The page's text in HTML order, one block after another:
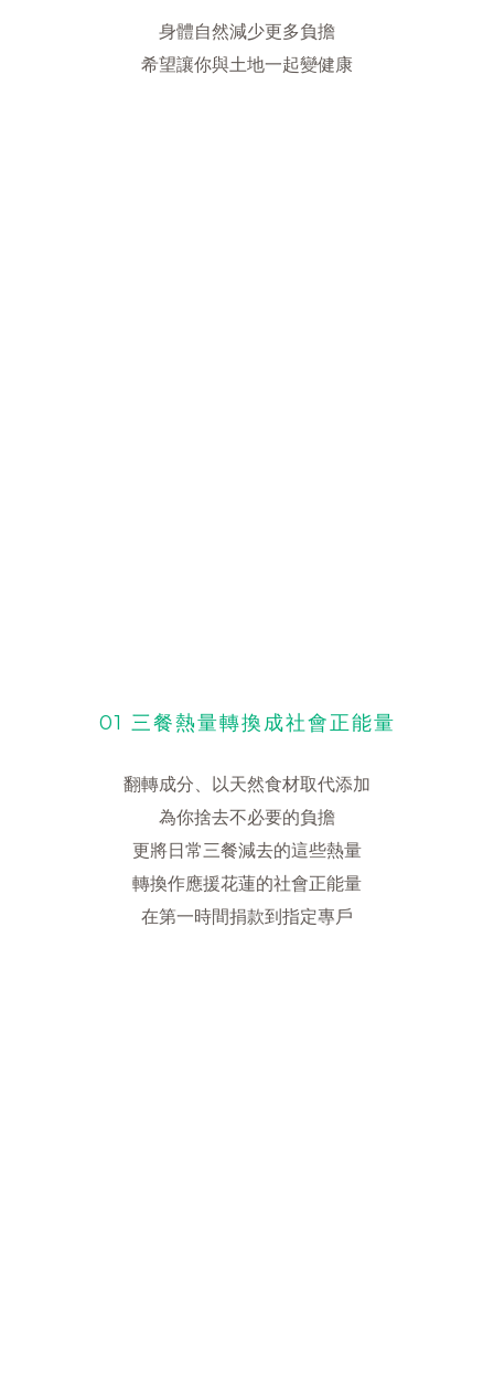
身體自然減少更多負擔
希望讓你與土地一起變健康
01 三餐熱量轉換成社會正能量
翻轉成分、以天然食材取代添加
為你捨去不必要的負擔
更將日常三餐減去的這些熱量
轉換作應援花蓮的社會正能量
在第一時間捐款到指定專戶